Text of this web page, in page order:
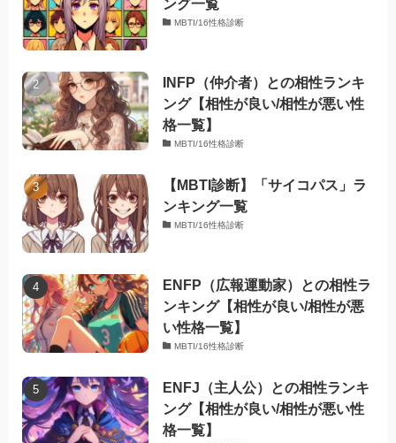
ング一覧
MBTI/16性格診断
INFP（仲介者）との相性ランキ
ング【相性が良い/相性が悪い性
格一覧】
MBTI/16性格診断
【MBTI診断】「サイコパス」ラ
ンキング一覧
MBTI/16性格診断
ENFP（広報運動家）との相性ラ
ンキング【相性が良い/相性が悪
い性格一覧】
MBTI/16性格診断
ENFJ（主人公）との相性ランキ
ング【相性が良い/相性が悪い性
格一覧】